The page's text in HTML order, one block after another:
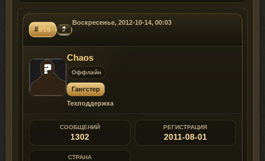
#959
Воскресенье, 2012-10-14, 00:03
Chaos
Оффлайн
Гангстер
Техподдержка
СООБЩЕНИЙ
1302
РЕГИСТРАЦИЯ
2011-08-01
СТРАНА